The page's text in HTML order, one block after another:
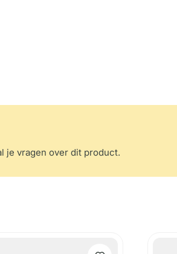
je vragen over dit product.